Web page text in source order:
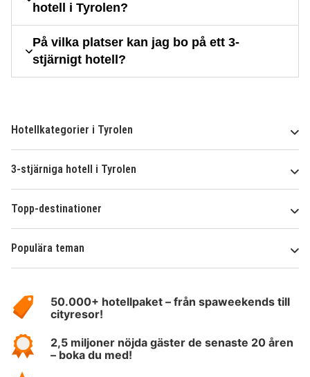
hotell i Tyrolen?
På vilka platser kan jag bo på ett 3-
stjärnigt hotell?
Hotellkategorier i Tyrolen
3-stjärniga hotell i Tyrolen
Topp-destinationer
Populära teman
HotelSpecials50.000+ hotellpaket – från spaweekends till
cityresor!
2,5 miljoner nöjda gäster de senaste 20 åren
– boka du med!